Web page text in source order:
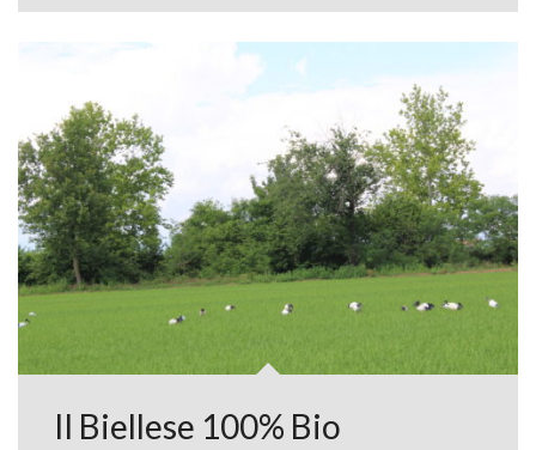
Il Biellese 100% Bio